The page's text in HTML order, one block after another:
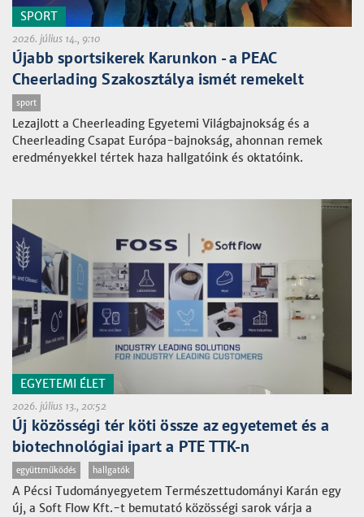
SPORT
2026. július 14., 9:10
Újabb sportsikerek Karunkon - a PEAC
Cheerlading Szakosztálya ismét remekelt
sport
Lezajlott a Cheerleading Egyetemi Világbajnokság és a
Cheerleading Csapat Európa-bajnokság, ahonnan remek
eredményekkel tértek haza hallgatóink és oktatóink.
EGYETEMI ÉLET
2026. július 13., 20:52
Új közösségi tér köti össze az egyetemet és a
biotechnológiai ipart a PTE TTK-n
együttműködés hallgatók
A Pécsi Tudományegyetem Természettudományi Karán egy
új, a Soft Flow Kft.-t bemutató közösségi sarok várja a